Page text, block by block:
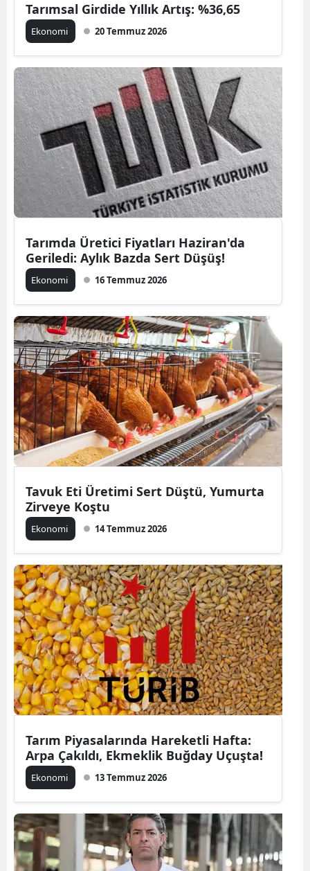
Tarımsal Girdide Yıllık Artış: %36,65
Ekonomi 20 Temmuz 2026
Tarımda Üretici Fiyatları Haziran'da
Geriledi: Aylık Bazda Sert Düşüş!
Ekonomi 16 Temmuz 2026
Tavuk Eti Üretimi Sert Düştü, Yumurta
Zirveye Koştu
Ekonomi 14 Temmuz 2026
Tarım Piyasalarında Hareketli Hafta:
Arpa Çakıldı, Ekmeklik Buğday Uçuşta!
Ekonomi 13 Temmuz 2026